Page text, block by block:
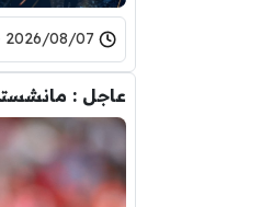
2026/08/07 - 12:51